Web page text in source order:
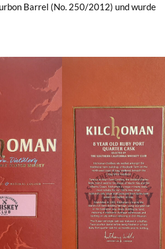
Barrel (No. 250/2012) und wurde